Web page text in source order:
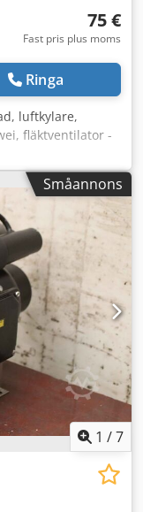
75 €
Fast pris plus moms
Ringa
luftkylare,
fläktventilator -
Ahljrf -Mått:
Småannons
1 /7